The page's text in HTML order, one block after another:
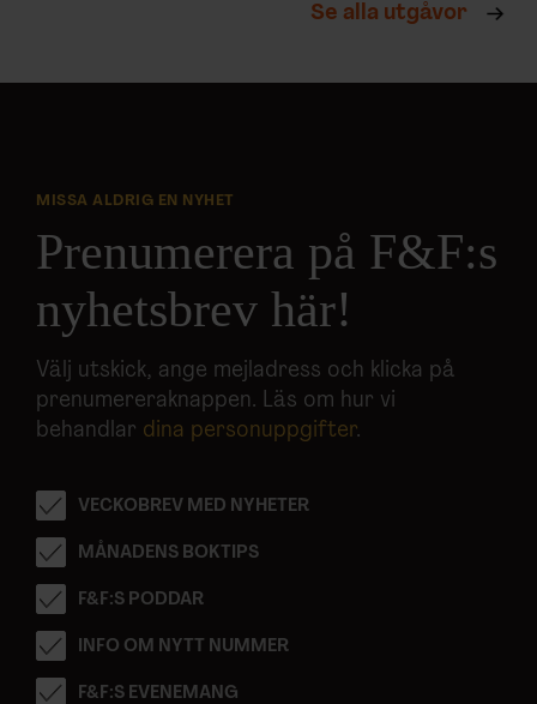
Se alla utgåvor
MISSA ALDRIG EN NYHET
Prenumerera på F&F:s
nyhetsbrev här!
Välj utskick, ange mejladress och klicka på
prenumereraknappen. Läs om hur vi
behandlar dina personuppgifter.
VECKOBREV MED NYHETER
MÅNADENS BOKTIPS
F&F:S PODDAR
INFO OM NYTT NUMMER
F&F:S EVENEMANG